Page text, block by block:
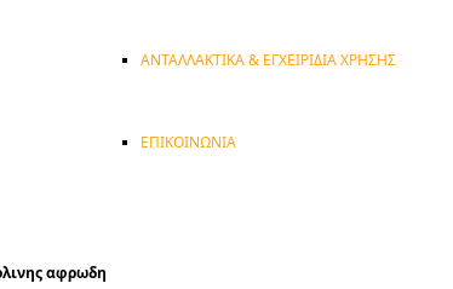
ΑΝΤΑΛΛΑΚΤΙΚΑ & ΕΓΧΕΙΡΙΔΙΑ ΧΡΗΣΗΣ
ΕΠΙΚΟΙΝΩΝΙΑ
αφρωδη